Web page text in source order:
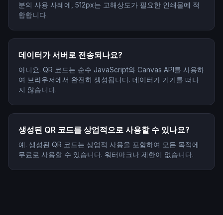
분의 사용 사례에, 512px는 고해상도가 필요한 인쇄물에 적
합합니다.
데이터가 서버로 전송되나요?
아니요. QR 코드는 순수 JavaScript와 Canvas API를 사용하
여 브라우저에서 완전히 생성됩니다. 데이터가 기기를 떠나
지 않습니다.
생성된 QR 코드를 상업적으로 사용할 수 있나요?
예. 생성된 QR 코드는 상업적 사용을 포함하여 모든 목적에
무료로 사용할 수 있습니다. 워터마크나 제한이 없습니다.